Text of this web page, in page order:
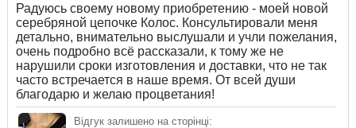
Радуюсь своему новому приобретению - моей новой
серебряной цепочке Колос. Консультировали меня
детально, внимательно выслушали и учли пожелания,
очень подробно всё рассказали, к тому же не
нарушили сроки изготовления и доставки, что не так
часто встречается в наше время. От всей души
благодарю и желаю процветания!
Відгук залишено на сторінці: